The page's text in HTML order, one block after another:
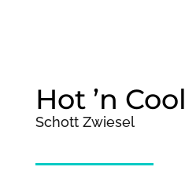
Hot ’n Cool
Schott Zwiesel